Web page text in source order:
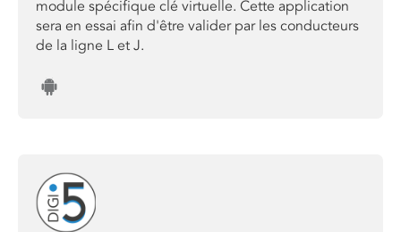
module spécifique clé virtuelle. Cette application
sera en essai afin d'être valider par les conducteurs
de la ligne L et J.